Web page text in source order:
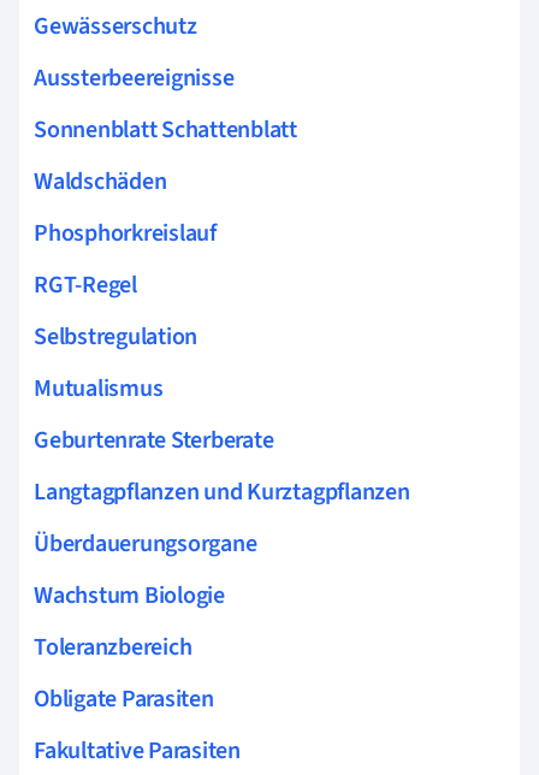
Gewässerschutz
Aussterbeereignisse
Sonnenblatt Schattenblatt
Waldschäden
Phosphorkreislauf
RGT-Regel
Selbstregulation
Mutualismus
Geburtenrate Sterberate
Langtagpflanzen und Kurztagpflanzen
Überdauerungsorgane
Wachstum Biologie
Toleranzbereich
Obligate Parasiten
Fakultative Parasiten